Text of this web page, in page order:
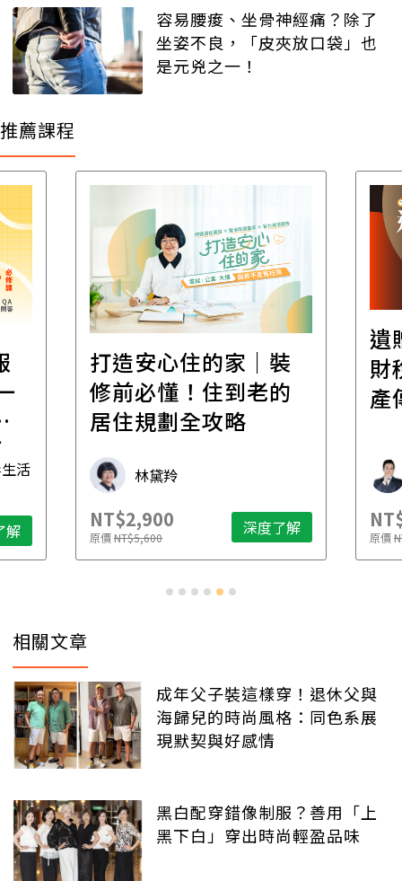
容易腰痠、坐骨神經痛？除了
坐姿不良，「皮夾放口袋」也
是元兇之一！
推薦課程
活
解
打造安心住的家｜裝
修前必懂！住到老的
居住規劃全攻略
林黛羚
NT$2,900
原價NT$5,600 深度了解
遺
財
產
原價
相關文章
成年父子裝這樣穿！退休父與
海歸兒的時尚風格：同色系展
現默契與好感情
黑白配穿錯像制服？善用「上
黑下白」穿出時尚輕盈品味